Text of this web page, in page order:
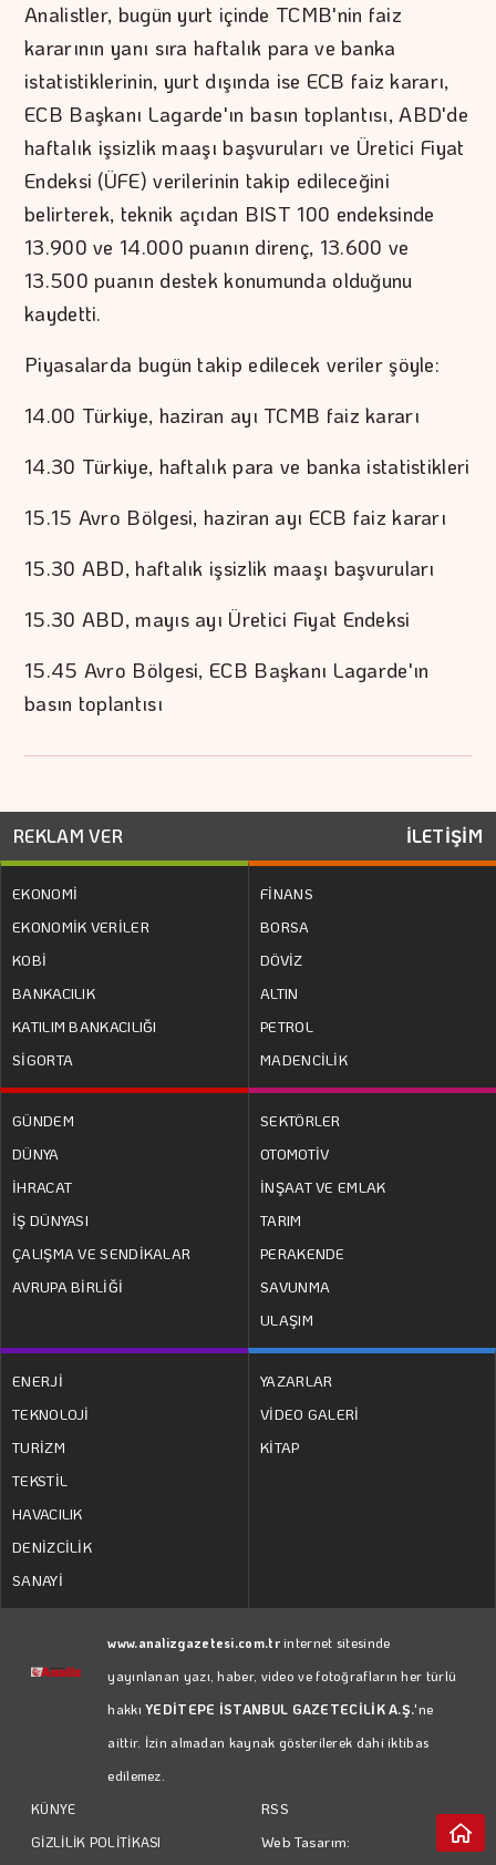
Analistler, bugün yurt içinde TCMB'nin faiz
kararının yanı sıra haftalık para ve banka
istatistiklerinin, yurt dışında ise ECB faiz kararı,
ECB Başkanı Lagarde'ın basın toplantısı, ABD'de
haftalık işsizlik maaşı başvuruları ve Üretici Fiyat
Endeksi (ÜFE) verilerinin takip edileceğini
belirterek, teknik açıdan BIST 100 endeksinde
13.900 ve 14.000 puanın direnç, 13.600 ve
13.500 puanın destek konumunda olduğunu
kaydetti.
Piyasalarda bugün takip edilecek veriler şöyle:
14.00 Türkiye, haziran ayı TCMB faiz kararı
14.30 Türkiye, haftalık para ve banka istatistikleri
15.15 Avro Bölgesi, haziran ayı ECB faiz kararı
15.30 ABD, haftalık işsizlik maaşı başvuruları
15.30 ABD, mayıs ayı Üretici Fiyat Endeksi
15.45 Avro Bölgesi, ECB Başkanı Lagarde'ın
basın toplantısı
REKLAM VER İLETİŞİM
EKONOMİ
EKONOMİK VERİLER
KOBİ
BANKACILIK
KATILIM BANKACILIĞI
SİGORTA
FİNANS
BORSA
DÖVİZ
ALTIN
PETROL
MADENCİLİK
GÜNDEM
DÜNYA
İHRACAT
İŞ DÜNYASI
ÇALIŞMA VE SENDİKALAR
AVRUPA BİRLİĞİ
SEKTÖRLER
OTOMOTİV
İNŞAAT VE EMLAK
TARIM
PERAKENDE
SAVUNMA
ULAŞIM
ENERJİ
TEKNOLOJİ
TURİZM
TEKSTİL
HAVACILIK
DENİZCİLİK
SANAYİ
YAZARLAR
VİDEO GALERİ
KİTAP
www.analizgazetesi.com.trinternet sitesinde
yayınlanan yazı, haber, video ve fotoğrafların her türlü
hakkıYEDİTEPE İSTANBUL GAZETECİLİK A.Ş.'ne
aittir. İzin almadan kaynak gösterilerek dahi iktibas
edilemez.
KÜNYE
GİZLİLİK POLİTİKASI
RSS
Web Tasarım: